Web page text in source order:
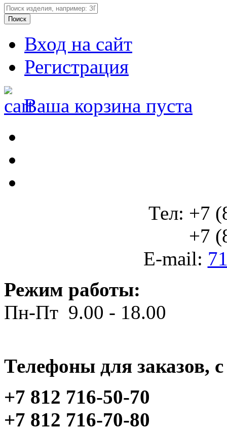
Вход на сайт
Регистрация
Ваша корзина пуста
Тел: +7
+7
E-mail:
Режим работы:
Пн-Пт 9.00 - 18.00
Телефоны для заказов,
+7 812 716-50-70
+7 812 716-70-80